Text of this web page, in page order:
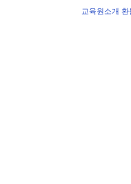
교육원소개 환